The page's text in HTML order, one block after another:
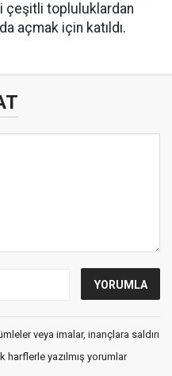
çeşitli topluluklardan
açmak için katıldı.
veya imalar, inançlara saldırı
harflerle yazılmış yorumlar